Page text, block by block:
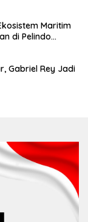
Maritim
di Pelindo
Gabriel Rey Jadi